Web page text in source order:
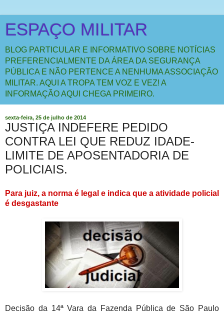
ESPAÇO MILITAR
BLOG PARTICULAR E INFORMATIVO SOBRE NOTÍCIAS
PREFERENCIALMENTE DA ÁREA DA SEGURANÇA
PÚBLICA E NÃO PERTENCE A NENHUMA ASSOCIAÇÃO
MILITAR. AQUI A TROPA TEM VOZ E VEZ! A
INFORMAÇÃO AQUI CHEGA PRIMEIRO.
sexta-feira, 25 de julho de 2014
JUSTIÇA INDEFERE PEDIDO
CONTRA LEI QUE REDUZ IDADE-
LIMITE DE APOSENTADORIA DE
POLICIAIS.
Para juiz, a norma é legal e indica que a atividade policial
é desgastante
Decisão da 14ª Vara da Fazenda Pública de São Paulo